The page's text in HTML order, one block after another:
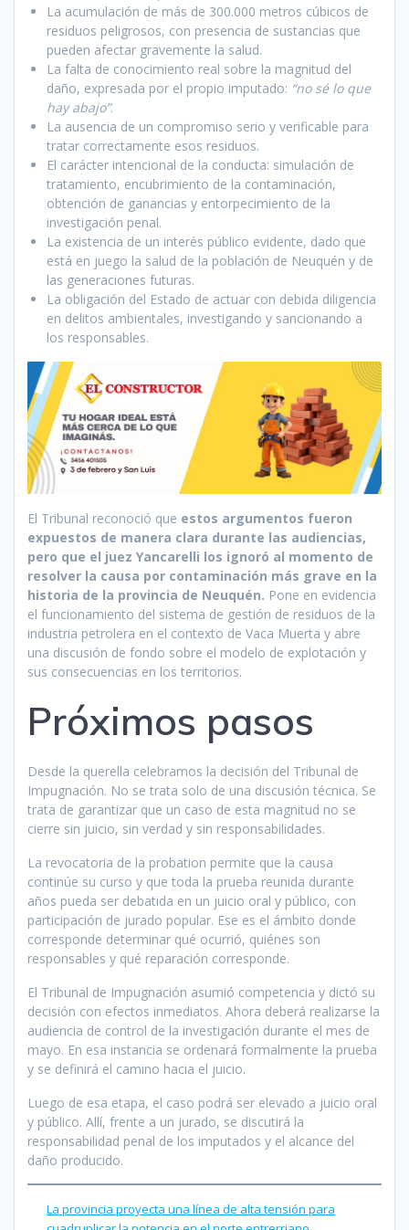
La acumulación de más de 300.000 metros cúbicos de
residuos peligrosos, con presencia de sustancias que
pueden afectar gravemente la salud.
La falta de conocimiento real sobre la magnitud del
daño, expresada por el propio imputado: “no sé lo que
hay abajo”.
La ausencia de un compromiso serio y verificable para
tratar correctamente esos residuos.
El carácter intencional de la conducta: simulación de
tratamiento, encubrimiento de la contaminación,
obtención de ganancias y entorpecimiento de la
investigación penal.
La existencia de un interés público evidente, dado que
está en juego la salud de la población de Neuquén y de
las generaciones futuras.
La obligación del Estado de actuar con debida diligencia
en delitos ambientales, investigando y sancionando a
los responsables.
El Tribunal reconoció que estos argumentos fueron
expuestos de manera clara durante las audiencias,
pero que el juez Yancarelli los ignoró al momento de
resolver la causa por contaminación más grave en la
historia de la provincia de Neuquén. Pone en evidencia
el funcionamiento del sistema de gestión de residuos de la
industria petrolera en el contexto de Vaca Muerta y abre
una discusión de fondo sobre el modelo de explotación y
sus consecuencias en los territorios.
Próximos pasos
Desde la querella celebramos la decisión del Tribunal de
Impugnación. No se trata solo de una discusión técnica. Se
trata de garantizar que un caso de esta magnitud no se
cierre sin juicio, sin verdad y sin responsabilidades.
La revocatoria de la probation permite que la causa
continúe su curso y que toda la prueba reunida durante
años pueda ser debatida en un juicio oral y público, con
participación de jurado popular. Ese es el ámbito donde
corresponde determinar qué ocurrió, quiénes son
responsables y qué reparación corresponde.
El Tribunal de Impugnación asumió competencia y dictó su
decisión con efectos inmediatos. Ahora deberá realizarse la
audiencia de control de la investigación durante el mes de
mayo. En esa instancia se ordenará formalmente la prueba
y se definirá el camino hacia el juicio.
Luego de esa etapa, el caso podrá ser elevado a juicio oral
y público. Allí, frente a un jurado, se discutirá la
responsabilidad penal de los imputados y el alcance del
daño producido.
La provincia proyecta una línea de alta tensión para